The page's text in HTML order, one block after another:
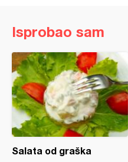
Isprobao sam
Salata od graška